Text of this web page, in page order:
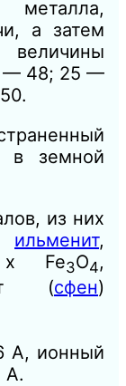
а затем
— 48; 25 —
в земной
из них
ильменит,
Fe3O4,
(сфен)
А, ионный
А.